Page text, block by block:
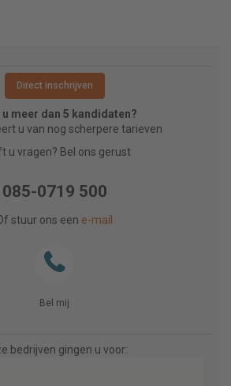
Direct inschrijven
u meer dan 5 kandidaten?
u van nog scherpere tarieven
u vragen? Bel ons gerust
085-0719 500
stuur ons een e-mail
Bel mij
bedrijven gingen u voor: